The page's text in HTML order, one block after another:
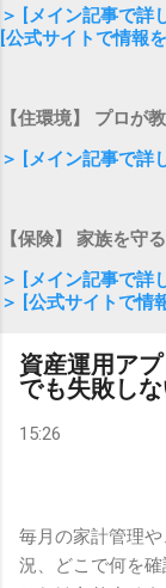
＞ [メイン記事で詳
[公式サイトで情報
【住環境】 プロが
＞ [メイン記事で詳
【保険】 家族を守
＞ [メイン記事で詳
＞ [公式サイトで情
資産運用ア
でも失敗し
15:26
毎月の家計管理
況、どこで何を